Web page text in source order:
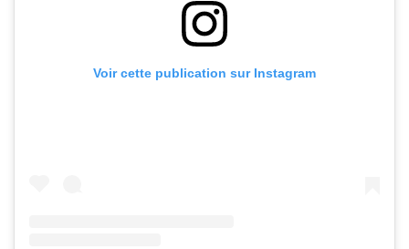
Voir cette publication sur Instagram